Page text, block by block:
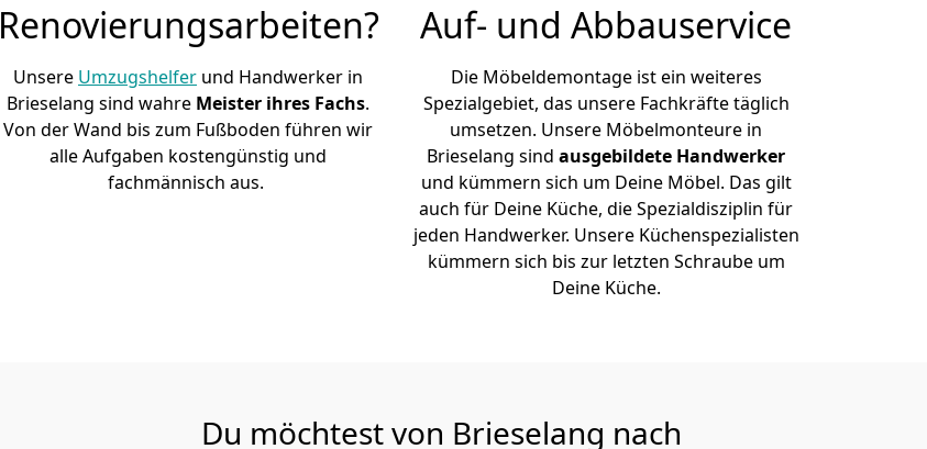
Renovierungsarbeiten?
Unsere Umzugshelfer und Handwerker in
Brieselang sind wahre Meister ihres Fachs.
Von der Wand bis zum Fußboden führen wir
alle Aufgaben kostengünstig und
fachmännisch aus.
Auf- und Abbauservice
Die Möbeldemontage ist ein weiteres
Spezialgebiet, das unsere Fachkräfte täglich
umsetzen. Unsere Möbelmonteure in
Brieselang sind ausgebildete Handwerker
und kümmern sich um Deine Möbel. Das gilt
auch für Deine Küche, die Spezialdisziplin für
jeden Handwerker. Unsere Küchenspezialisten
kümmern sich bis zur letzten Schraube um
Deine Küche.
Du möchtest von Brieselang nach